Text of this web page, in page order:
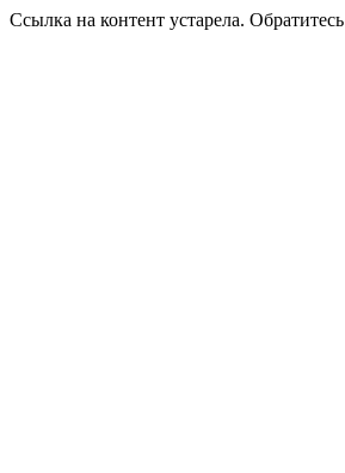
Ссылка на контент устарела.